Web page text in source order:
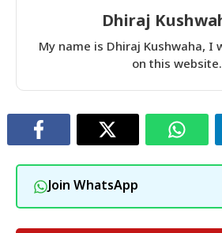
Dhiraj
My name is Dhiraj Kushwaha, I
on this website.
Join WhatsApp